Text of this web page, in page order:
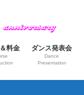
料金 ダンス発表会
Dance
Presentation